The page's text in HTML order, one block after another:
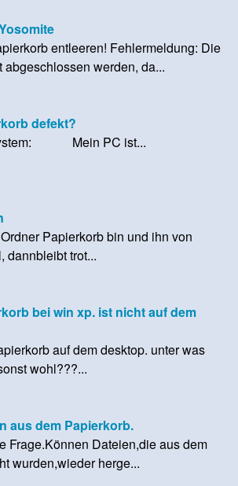
entleeren! Fehlermeldung: Die
werden, da...
defekt?
Mein PC ist...
Papierkorb bin und ihn von
dannbleibt trot...
bei win xp. ist nicht auf dem
auf dem desktop. unter was
wohl???...
aus dem Papierkorb.
Frage.Können Dateien,die aus dem
wurden,wieder herge...